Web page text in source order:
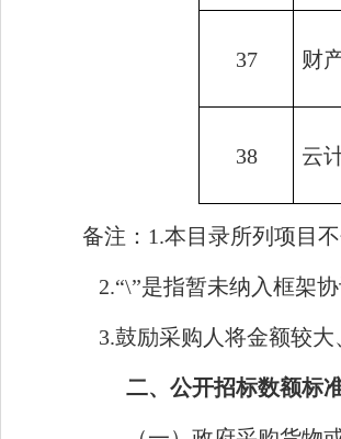
37 财
38 云
备注：1.本目录所列项目
2.“\”是指暂未纳入框架
3.鼓励采购人将金额较
二、公开招标数额标